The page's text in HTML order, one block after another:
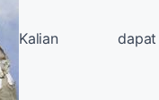
Kalian dapat